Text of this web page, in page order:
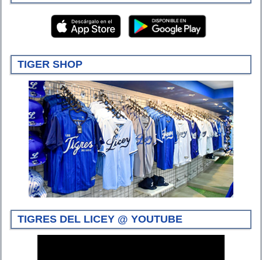
TIGER SHOP
TIGRES DEL LICEY @ YOUTUBE